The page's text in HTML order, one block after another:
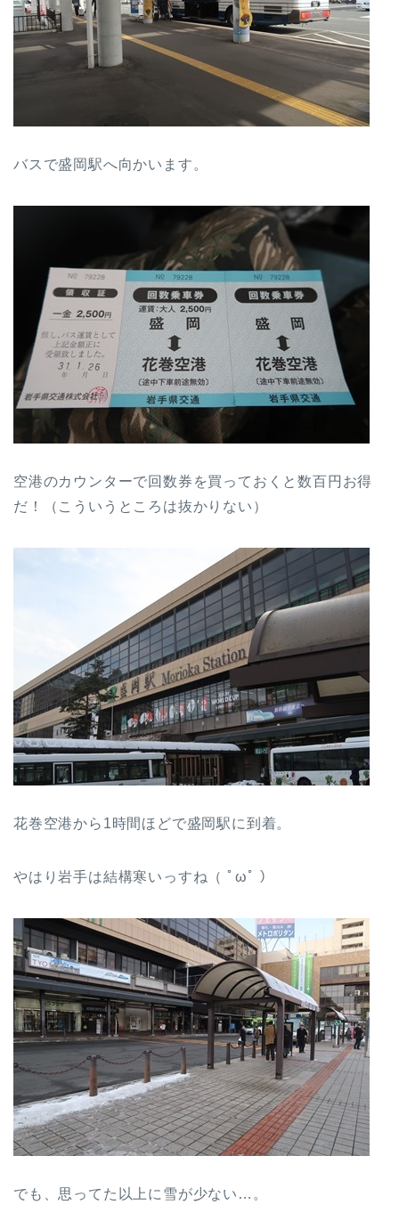
バスで盛岡駅へ向かいます。
空港のカウンターで回数券を買っておくと数百円お得
だ！（こういうところは抜かりない）
花巻空港から1時間ほどで盛岡駅に到着。
やはり岩手は結構寒いっすね（ ﾟωﾟ ）
でも、思ってた以上に雪が少ない…。